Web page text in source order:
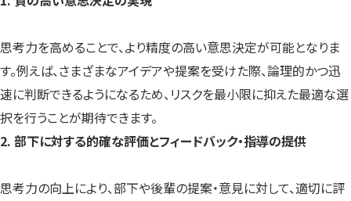
思考力を高めることで、より精度の高い意思決定が可能となりま
す。例えば、さまざまなアイデアや提案を受けた際、論理的かつ迅
速に判断できるようになるため、リスクを最小限に抑えた最適な選
択を行うことが期待できます。
2. 部下に対する的確な評価とフィードバック・指導の提供
思考力の向上により、部下や後輩の提案・意見に対して、適切に評